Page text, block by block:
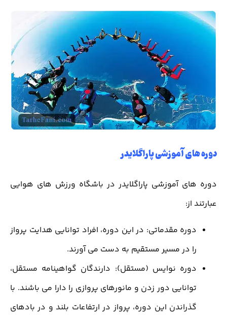
دوره های آموزشی پاراگلایدر
دوره های آموزشی پاراگلایدر در باشگاه ورزش های هوایی
عبارتند از:
دوره مقدماتی: در این دوره، افراد توانایی هدایت پرواز
را در مسیر مستقیم به دست می آورند.
دوره نوایس (مستقل): دارندگان گواهینامه مستقل،
توانایی دور زدن و مانورهای پروازی را دارا می باشند. با
گذراندن این دوره، پرواز در ارتفاعات بلند و در بادهای